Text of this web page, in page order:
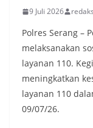
9 Juli 2026
Polres Serang –
melaksanakan
layanan 110.
meningkatkan
layanan 110
09/07/26.